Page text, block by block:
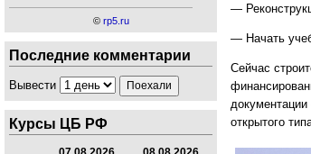
© rp5.ru
Последние комментарии
Вывести
Курсы ЦБ РФ
—
— Начать
Сейчас
документации
открытого